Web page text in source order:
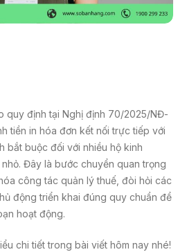
quy định tại Nghị định 70/2025/NĐ-
tiền in hóa đơn kết nối trực tiếp với
bắt buộc đối với nhiều hộ kinh
Đây là bước chuyển quan trọng
công tác quản lý thuế, đòi hỏi các
động triển khai đúng quy chuẩn để
hoạt động.
chi tiết trong bài viết hôm nay nhé!